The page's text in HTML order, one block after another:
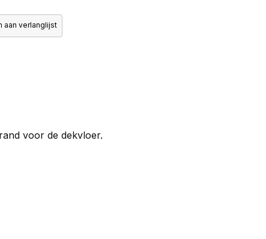
aan verlanglijst
voor de dekvloer.